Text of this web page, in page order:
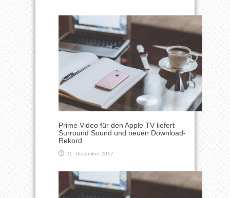
Prime Video für den Apple TV liefert
Surround Sound und neuen Download-
Rekord
21. Dezember 2017